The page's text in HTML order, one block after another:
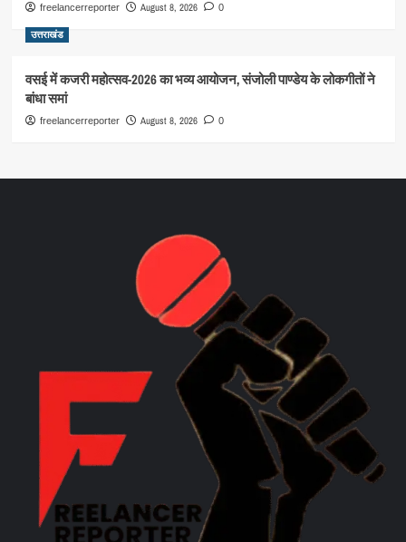
freelancerreporter August 8, 2026 0
उत्तराखंड
वसई में कजरी महोत्सव-2026 का भव्य आयोजन, संजोली पाण्डेय के लोकगीतों ने
बांधा समां
freelancerreporter August 8, 2026 0